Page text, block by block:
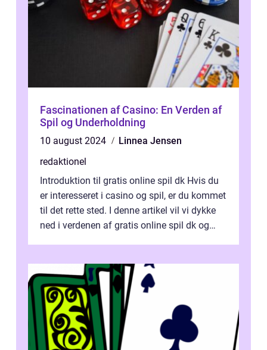
Fascinationen af Casino: En Verden af
Spil og Underholdning
10 august 2024
Linnea Jensen
redaktionel
Introduktion til gratis online spil dk Hvis du
er interesseret i casino og spil, er du kommet
til det rette sted. I denne artikel vil vi dykke
ned i verdenen af gratis online spil dk og